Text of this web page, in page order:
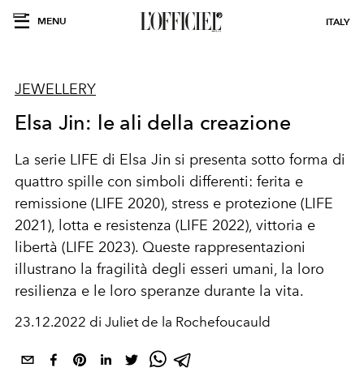
MENU ITALY
JEWELLERY
Elsa Jin: le ali della creazione
La serie LIFE di Elsa Jin si presenta sotto forma di
quattro spille con simboli differenti: ferita e
remissione (LIFE 2020), stress e protezione (LIFE
2021), lotta e resistenza (LIFE 2022), vittoria e
libertà (LIFE 2023). Queste rappresentazioni
illustrano la fragilità degli esseri umani, la loro
resilienza e le loro speranze durante la vita.
23.12.2022 di Juliet de la Rochefoucauld